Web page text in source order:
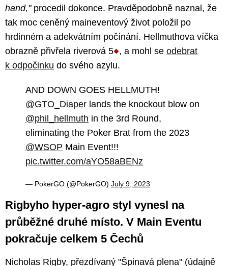
hand,"procedil dokonce. Pravděpodobně naznal, že
tak moc ceněný maineventový život položil po
hrdinném a adekvátním počínání. Hellmuthova víčka
obrazně přivřela riverová 5 , a mohl se odebrat
k odpočinku do svého azylu.
AND DOWN GOES HELLMUTH!
@GTO_Diaper lands the knockout blow on
@phil_hellmuth in the 3rd Round,
eliminating the Poker Brat from the 2023
@WSOP Main Event!!!
pic.twitter.com/aYO58aBENz
— PokerGO (@PokerGO) July 9, 2023
Rigbyho hyper-agro styl vynesl na
průběžné druhé místo. V Main Eventu
pokračuje celkem 5 Čechů
Nicholas Rigby, přezdívaný "Špinavá plena" (údajně